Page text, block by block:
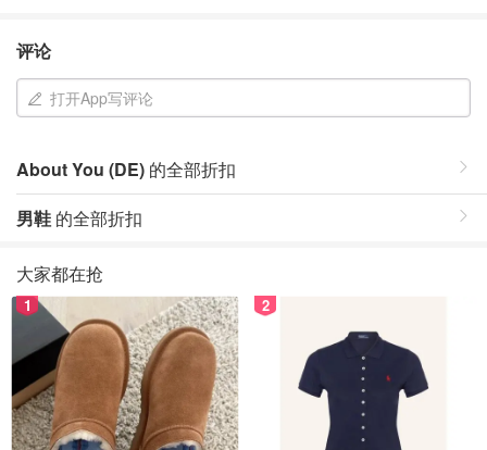
评论
打开App写评论
About You (DE) 的全部折扣
男鞋 的全部折扣
大家都在抢
1 2